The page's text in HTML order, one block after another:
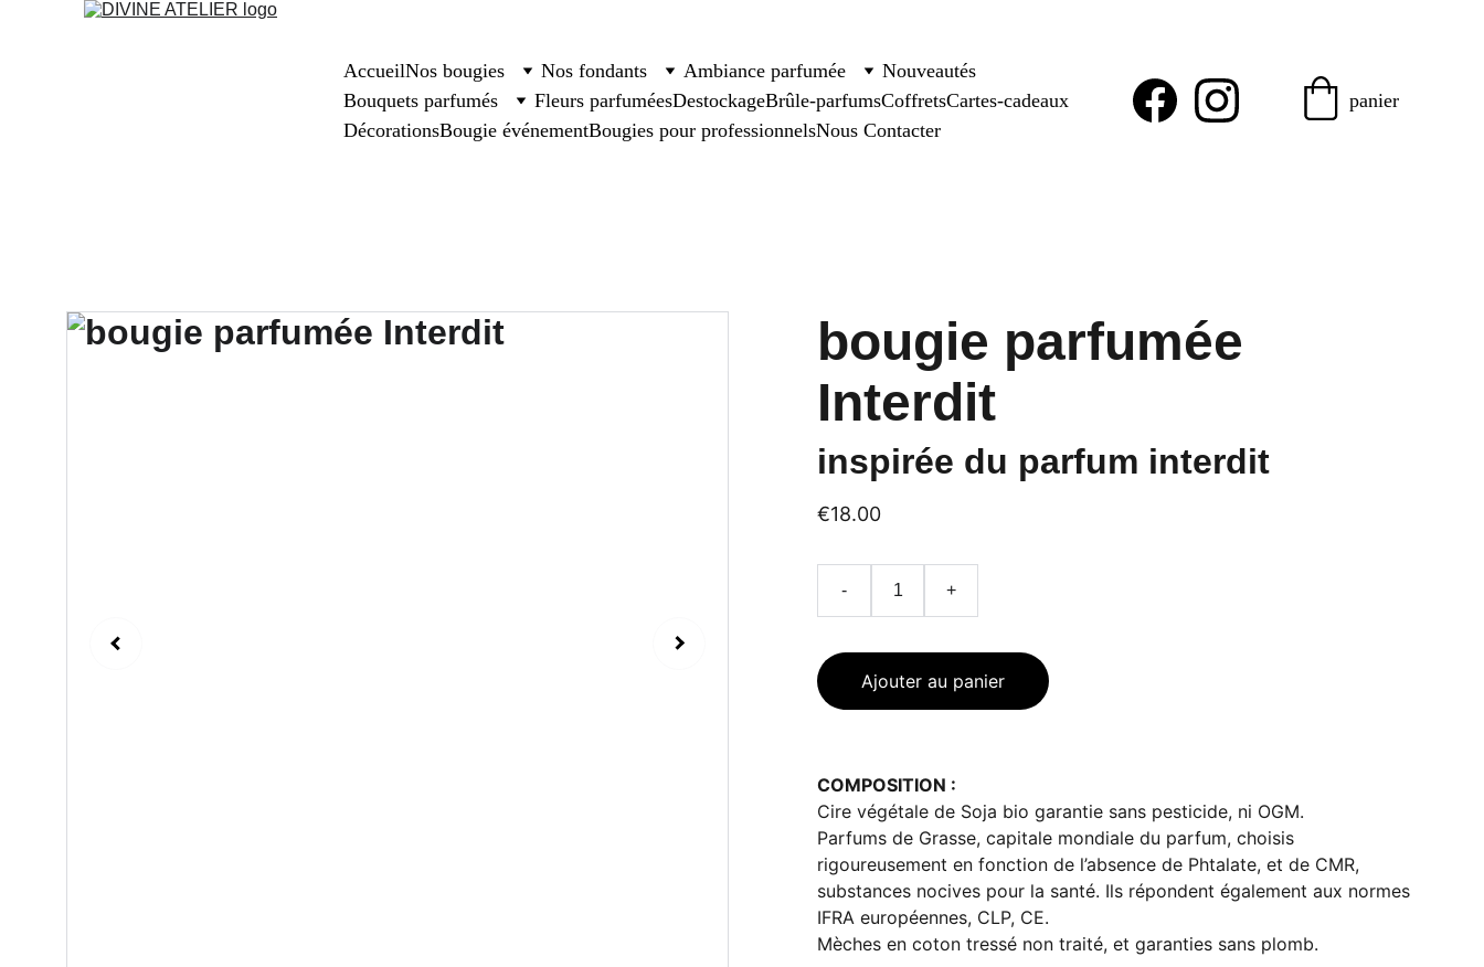
AccueilNos bougies Nos fondants Ambiance parfumée
Nouveautés
Bouquets parfumés
Fleurs parfuméesDestockageBrûle-parfumsCoffretsCartes-cadeaux
DécorationsBougie événementBougies pour professionnelsNous Contacter
panier
bougie parfumée
Interdit
inspirée du parfum interdit
€18.00
- +
Ajouter au panier
COMPOSITION :
Cire végétale de Soja bio garantie sans pesticide, ni OGM.
Parfums de Grasse, capitale mondiale du parfum, choisis
rigoureusement en fonction de l’absence de Phtalate, et de CMR,
substances nocives pour la santé. Ils répondent également aux normes
IFRA européennes, CLP, CE.
Mèches en coton tressé non traité, et garanties sans plomb.